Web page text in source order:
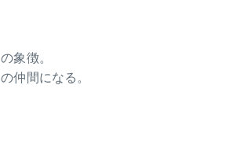
象徴。
仲間になる。